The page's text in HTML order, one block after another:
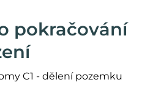
pokračování
C1 - dělení pozemku